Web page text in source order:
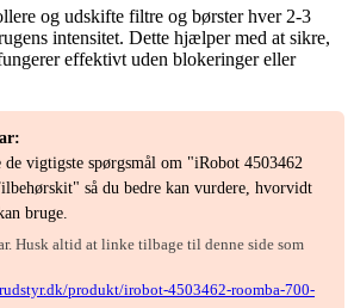
og udskifte filtre og børster hver 2-3
intensitet. Dette hjælper med at sikre,
effektivt uden blokeringer eller
de vigtigste spørgsmål om "iRobot 4503462
så du bedre kan vurdere, hvorvidt
bruge.
Husk altid at linke tilbage til denne side som
produkt/irobot-4503462-roomba-700-